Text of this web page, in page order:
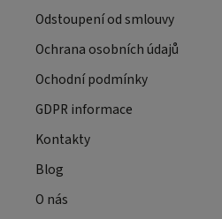
Odstoupení od smlouvy
Ochrana osobních údajů
Ochodní podmínky
GDPR informace
Kontakty
Blog
O nás